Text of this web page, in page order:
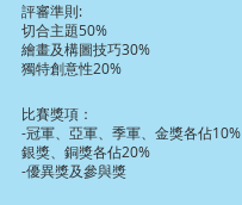
評審準則:
切合主題50%
繪畫及構圖技巧30%
獨特創意性20%
比賽獎項：
-冠軍、亞軍、季軍、金獎各佔10%
銀獎、銅獎各佔20%
-優異獎及參與獎